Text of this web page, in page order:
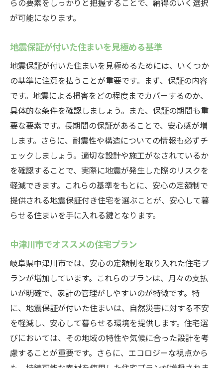
らの要素をしっかりと把握することで、納得のいく選択
が可能になります。
地震保証が付いた住まいを見極める基準
地震保証が付いた住まいを見極めるためには、いくつか
の基準に注意を払うことが重要です。まず、保証の内容
です。地震による損害をどの程度までカバーするのか、
具体的な条件を確認しましょう。また、保証の期間も重
要な要素です。長期間の保証があることで、安心感が増
します。さらに、耐震性や構造についての情報も必ずチ
ェックしましょう。適切な設計や施工がなされているか
を確認することで、実際に地震が発生した際のリスクを
軽減できます。これらの基準をもとに、安心の定額制で
提供される地震保証付き住宅を選ぶことが、安心して暮
らせる住まいを手に入れる鍵となります。
中津川市でオススメの住宅プラン
岐阜県中津川市では、安心の定額制を取り入れた住宅プ
ランが増加しています。これらのプランは、月々の支払
いが明確で、家計の管理がしやすいのが特徴です。特
に、地震保証が付いた住まいは、自然災害に対する不安
を軽減し、安心して暮らせる環境を提供します。住宅選
びにおいては、その地域の特性や気候に合った設計を考
慮することが重要です。さらに、エコロジーな視点から